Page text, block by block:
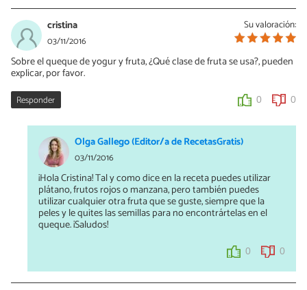
Su valoración:
cristina
03/11/2016
Sobre el queque de yogur y fruta, ¿Qué clase de fruta se usa?, pueden
explicar, por favor.
Responder 0 0
Olga Gallego (Editor/a de RecetasGratis)
03/11/2016
¡Hola Cristina! Tal y como dice en la receta puedes utilizar
plátano, frutos rojos o manzana, pero también puedes
utilizar cualquier otra fruta que se guste, siempre que la
peles y le quites las semillas para no encontrártelas en el
queque. ¡Saludos!
0 0